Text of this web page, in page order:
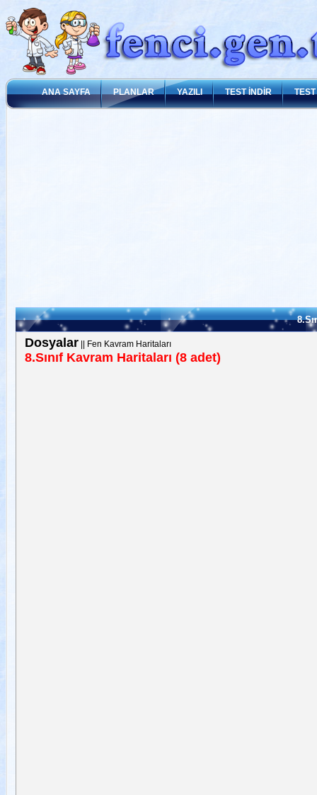
ANA SAYFA PLANLAR YAZILI TEST İNDİR
Dosyalar|| Fen Kavram Haritaları
8.Sınıf Kavram Haritaları (8 adet)